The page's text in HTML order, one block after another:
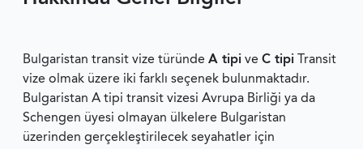
Bulgaristan transit vize türünde A tipi ve C tipi Transit
vize olmak üzere iki farklı seçenek bulunmaktadır.
Bulgaristan A tipi transit vizesi Avrupa Birliği ya da
Schengen üyesi olmayan ülkelere Bulgaristan
üzerinden gerçekleştirilecek seyahatler için